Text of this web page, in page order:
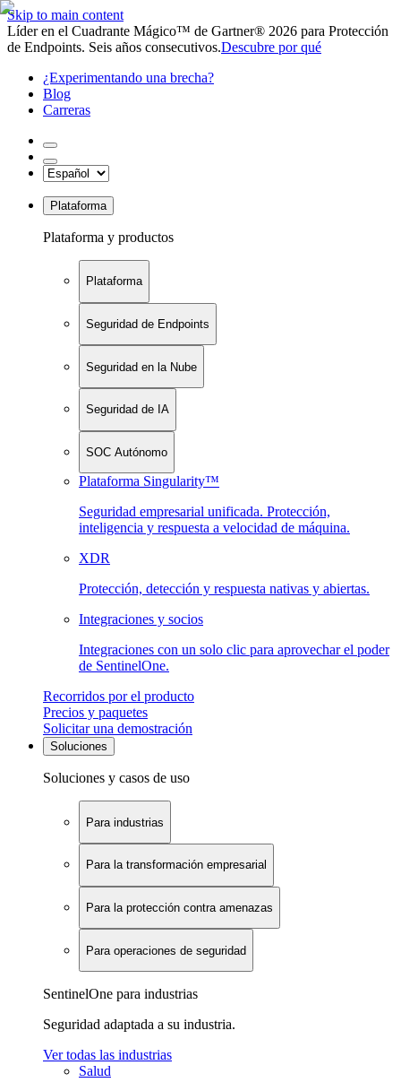
Skip to main content
Líder en el Cuadrante Mágico™ de Gartner® 2026 para Protección
de Endpoints. Seis años consecutivos.Descubre por qué
¿Experimentando una brecha?
Blog
Carreras
Plataforma
Plataforma y productos
Plataforma
Seguridad de Endpoints
Seguridad en la Nube
Seguridad de IA
SOC Autónomo
Plataforma Singularity™
Seguridad empresarial unificada. Protección,
inteligencia y respuesta a velocidad de máquina.
XDR
Protección, detección y respuesta nativas y abiertas.
Integraciones y socios
Integraciones con un solo clic para aprovechar el poder
de SentinelOne.
Recorridos por el producto
Precios y paquetes
Solicitar una demostración
Soluciones
Soluciones y casos de uso
Para industrias
Para la transformación empresarial
Para la protección contra amenazas
Para operaciones de seguridad
SentinelOne para industrias
Seguridad adaptada a su industria.
Ver todas las industrias
Salud